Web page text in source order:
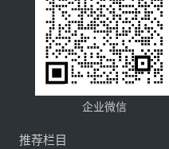
企业微信
推荐栏目